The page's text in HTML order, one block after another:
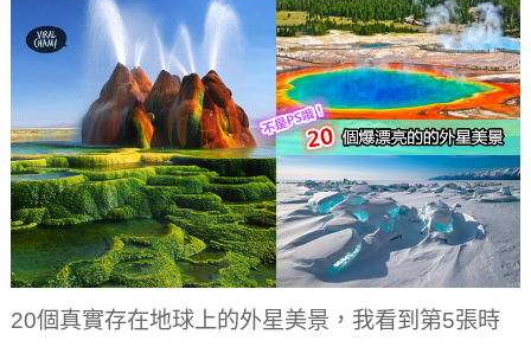
20個真實存在地球上的外星美景，我看到第5張時